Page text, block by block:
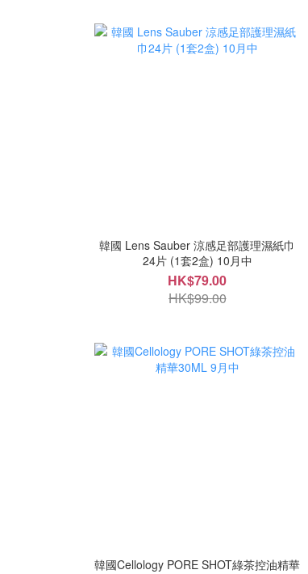
韓國 Lens Sauber 涼感足部護理濕紙巾
24片 (1套2盒) 10月中
HK$79.00
HK$99.00
韓國Cellology PORE SHOT綠茶控油精華